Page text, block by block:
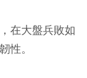
在大盤兵敗如
性。